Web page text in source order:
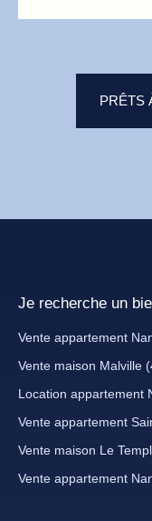
PRÊTS
Je recherche un
Vente appartement
Vente maison Malville
Location appartement
Vente appartement
Vente maison Le
Vente appartement